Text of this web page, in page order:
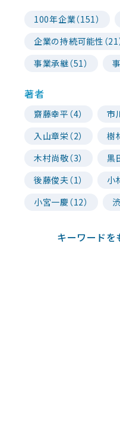
100年企業（151）
企業の持続可能性（21
事業承継（51）
著者
齋藤幸平（4）
市
入山章栄（2）
樹
木村尚敬（3）
黒
後藤俊夫（1）
小
小宮一慶（12）
キーワードを